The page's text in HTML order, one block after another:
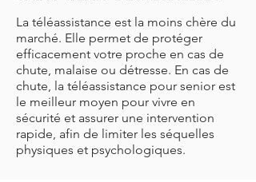
La téléassistance est la moins chère du
marché. Elle permet de protéger
efficacement votre proche en cas de
chute, malaise ou détresse. En cas de
chute, la téléassistance pour senior est
le meilleur moyen pour vivre en
sécurité et assurer une intervention
rapide, afin de limiter les séquelles
physiques et psychologiques.